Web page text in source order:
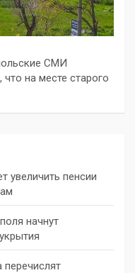
СМИ
на месте старого
увеличить пенсии
начнут